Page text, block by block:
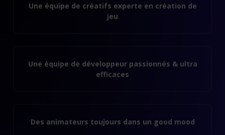
Une équipe de créatifs experte en création de
jeu
Une équipe de développeur passionnés & ultra
efficaces
Des animateurs toujours dans un good mood